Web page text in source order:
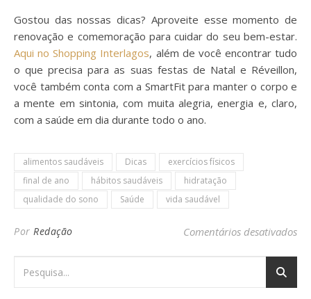
Gostou das nossas dicas? Aproveite esse momento de
renovação e comemoração para cuidar do seu bem-estar.
Aqui no Shopping Interlagos, além de você encontrar tudo
o que precisa para as suas festas de Natal e Réveillon,
você também conta com a SmartFit para manter o corpo e
a mente em sintonia, com muita alegria, energia e, claro,
com a saúde em dia durante todo o ano.
alimentos saudáveis Dicas
exercícios físicos
final de ano
hábitos saudáveis
hidratação
qualidade do sono
Saúde vida saudável
Por Redação Comentários desativados